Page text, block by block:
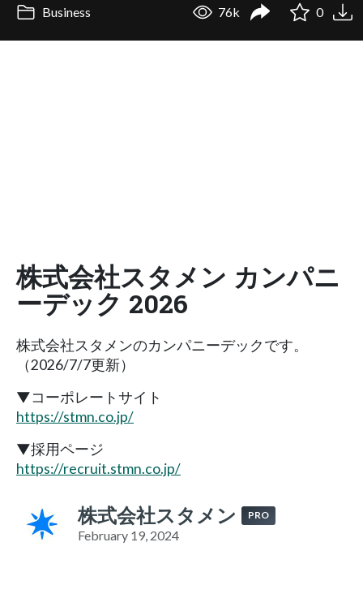
Business 76k 0
株式会社スタメン カンパニ
ーデック 2026
株式会社スタメンのカンパニーデックです。
（2026/7/7更新）
▼コーポレートサイト
https://stmn.co.jp/
▼採用ページ
https://recruit.stmn.co.jp/
株式会社スタメン PRO
February 19, 2024